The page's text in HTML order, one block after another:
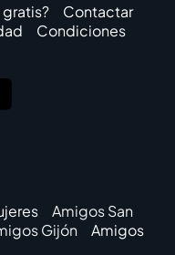
gratis?
Contactar
Condiciones
Amigos San
Gijón
Amigos